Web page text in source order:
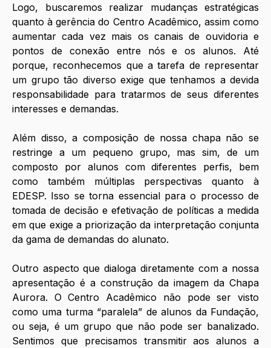
Logo, buscaremos realizar mudanças estratégicas
quanto à gerência do Centro Acadêmico, assim como
aumentar cada vez mais os canais de ouvidoria e
pontos de conexão entre nós e os alunos. Até
porque, reconhecemos que a tarefa de representar
um grupo tão diverso exige que tenhamos a devida
responsabilidade para tratarmos de seus diferentes
interesses e demandas.
Além disso, a composição de nossa chapa não se
restringe a um pequeno grupo, mas sim, de um
composto por alunos com diferentes perfis, bem
como também múltiplas perspectivas quanto à
EDESP. Isso se torna essencial para o processo de
tomada de decisão e efetivação de políticas a medida
em que exige a priorização da interpretação conjunta
da gama de demandas do alunato.
Outro aspecto que dialoga diretamente com a nossa
apresentação é a construção da imagem da Chapa
Aurora. O Centro Acadêmico não pode ser visto
como uma turma “paralela” de alunos da Fundação,
ou seja, é um grupo que não pode ser banalizado.
Sentimos que precisamos transmitir aos alunos a